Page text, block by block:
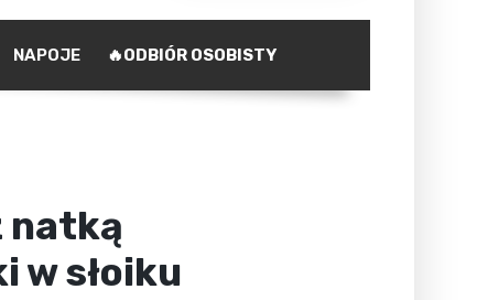
opisane są na stroniepolityka prywatności.
NAPOJE 🔥ODBIÓR OSOBISTY
natką
w słoiku